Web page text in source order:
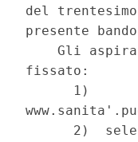
del
presente
Gli
fissato:
1)
2)